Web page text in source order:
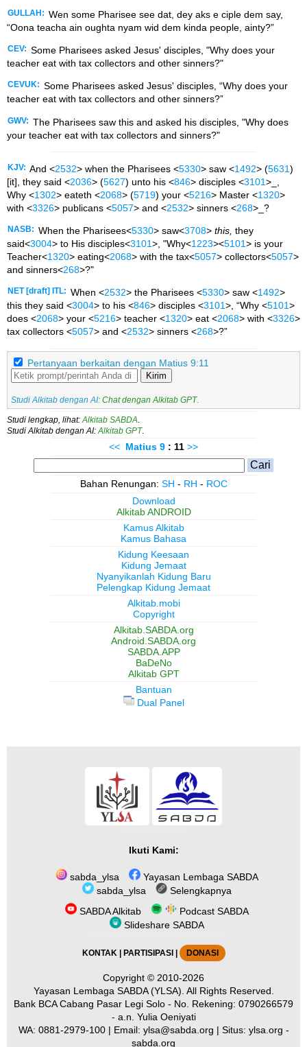
GULLAH: Wen some Pharisee see dat, dey aks e ciple dem say,
“Oona teacha ain oughta nyam wid dem kinda people, ainty?”
CEV: Some Pharisees asked Jesus' disciples, "Why does your
teacher eat with tax collectors and other sinners?"
CEVUK: Some Pharisees asked Jesus' disciples, “Why does your
teacher eat with tax collectors and other sinners?”
GWV: The Pharisees saw this and asked his disciples, "Why does
your teacher eat with tax collectors and sinners?"
KJV: And <2532> when the Pharisees <5330> saw <1492> (5631)
[it], they said <2036> (5627) unto his <846> disciples <3101>_,
Why <1302> eateth <2068> (5719) your <5216> Master <1320>
with <3326> publicans <5057> and <2532> sinners <268>_?
NASB: When the Pharisees<5330> saw<3708> this, they
said<3004> to His disciples<3101>, "Why<1223><5101> is your
Teacher<1320> eating<2068> with the tax<5057> collectors<5057>
and sinners<268>?"
NET [draft] ITL: When <2532> the Pharisees <5330> saw <1492>
this they said <3004> to his <846> disciples <3101>, “Why <5101>
does <2068> your <5216> teacher <1320> eat <2068> with <3326>
tax collectors <5057> and <2532> sinners <268>?”
Pertanyaan berkaitan dengan Matius 9:11
Kirim
Studi Alkitab dengan AI: Chat dengan Alkitab GPT.
Studi lengkap, lihat: Alkitab SABDA
Studi Alkitab dengan AI: Alkitab GPT.
<< Matius 9 : 11 >>
Bahan Renungan: SH - RH - ROC
Download
Alkitab ANDROID
Kamus Alkitab
Kamus Bahasa
Kidung Keesaan
Kidung Jemaat
Nyanyikanlah Kidung Baru
Pelengkap Kidung Jemaat
Alkitab.mobi
Copyright
Alkitab.SABDA.org
Android.SABDA.org
SABDA.APP
BaDeNo
Alkitab GPT
Bantuan
Dual Panel
Ikuti Kami:
sabda_ylsa
Yayasan Lembaga SABDA
sabda_ylsa
Selengkapnya
SABDA Alkitab
Podcast SABDA
Slideshare SABDA
KONTAK| PARTISIPASI DONASI
Copyright © 2010-2026
Yayasan Lembaga SABDA (YLSA). All Rights Reserved.
Bank BCA Cabang Pasar Legi Solo - No. Rekening: 0790266579
- a.n. Yulia Oeniyati
WA: 0881-2979-100| Email: ylsa@sabda.org | Situs: ylsa.org -
sabda.org